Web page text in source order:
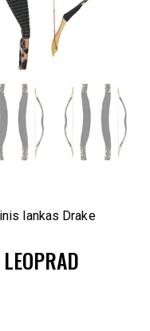
lankas Drake